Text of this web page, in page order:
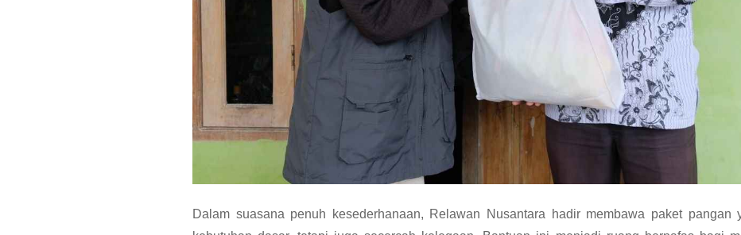
Dalam suasana penuh kesederhanaan, Relawan Nusantara hadir membawa paket pangan